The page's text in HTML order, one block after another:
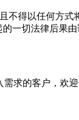
不得以任何方
一切法律后果
求的客户，欢